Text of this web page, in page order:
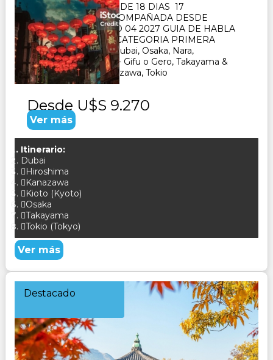
PAQUETE TURISTICO DE 18 DIAS 17
NOCHES. SALIDA ACOMPAÑADA DESDE
BUENOS AIRES MAYO 04 2027 GUIA DE HABLA
HISPANA- HOTELES CATEGORIA PRIMERA
SUPERIOR VISITA : Dubai, Osaka, Nara,
Kioto, Hiroshima, Seki - Gifu o Gero, Takayama &
Shirakawago ï¿½ Kanazawa, Tokio
Desde U$S 9.270
Ver más
Itinerario:
Dubai
Hiroshima
Kanazawa
Kioto (Kyoto)
Osaka
Takayama
Tokio (Tokyo)
Ver más
Destacado